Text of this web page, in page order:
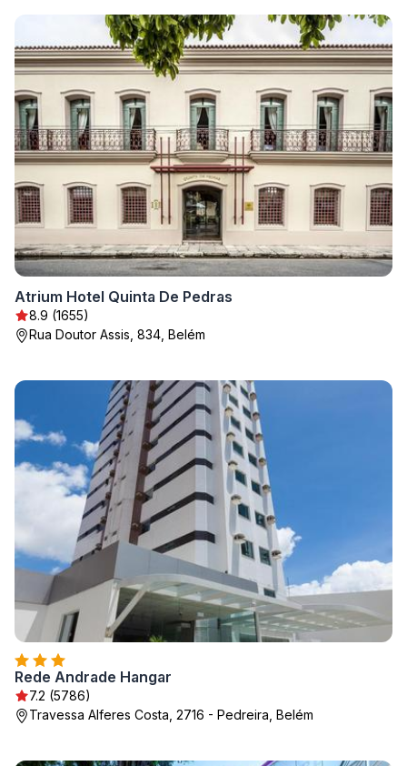
Atrium Hotel Quinta De Pedras
8.9 (1655)
Rua Doutor Assis, 834, Belém
Rede Andrade Hangar
7.2 (5786)
Travessa Alferes Costa, 2716 - Pedreira, Belém